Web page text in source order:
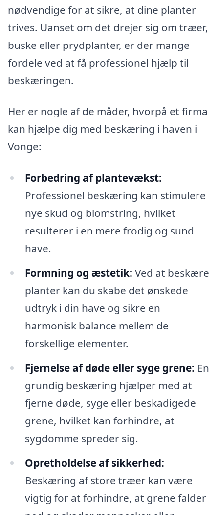
nødvendige for at sikre, at dine planter
trives. Uanset om det drejer sig om træer,
buske eller prydplanter, er der mange
fordele ved at få professionel hjælp til
beskæringen.
Her er nogle af de måder, hvorpå et firma
kan hjælpe dig med beskæring i haven i
Vonge:
Forbedring af plantevækst:
Professionel beskæring kan stimulere
nye skud og blomstring, hvilket
resulterer i en mere frodig og sund
have.
Formning og æstetik: Ved at beskære
planter kan du skabe det ønskede
udtryk i din have og sikre en
harmonisk balance mellem de
forskellige elementer.
Fjernelse af døde eller syge grene: En
grundig beskæring hjælper med at
fjerne døde, syge eller beskadigede
grene, hvilket kan forhindre, at
sygdomme spreder sig.
Opretholdelse af sikkerhed:
Beskæring af store træer kan være
vigtig for at forhindre, at grene falder